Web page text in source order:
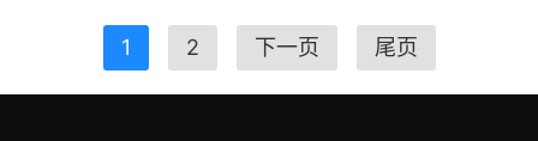
1 2 下一页 尾页